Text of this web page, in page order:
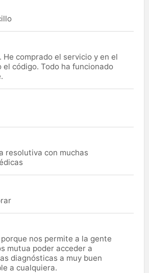
He comprado el servicio y en el
el código. Todo ha funcionado
resolutiva con muchas
nos permite a la gente
mutua poder acceder a
diagnósticas a muy buen
a cualquiera.